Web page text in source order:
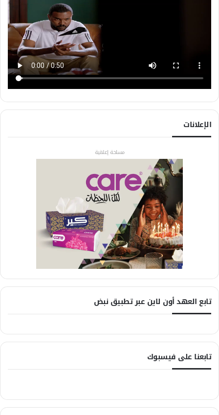
الإعلانات
مساحة إعلانية
تابع العهد أون لاين عبر تطبيق نبض
تابعنا على فيسبوك